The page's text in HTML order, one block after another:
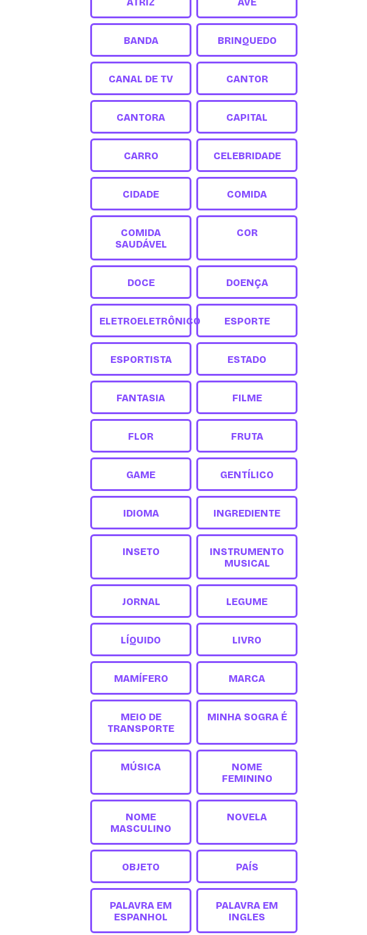
BANDA BRINQUEDO
CANAL DE TV CANTOR
CANTORA CAPITAL
CARRO CELEBRIDADE
CIDADE COMIDA
COMIDA
SAUDÁVEL
COR
DOCE DOENÇA
ELETROELETRÔNICO ESPORTE
ESPORTISTA ESTADO
FANTASIA FILME
FLOR FRUTA
GAME GENTÍLICO
IDIOMA INGREDIENTE
INSETO
INSTRUMENTO
MUSICAL
JORNAL LEGUME
LÍQUIDO LIVRO
MAMÍFERO MARCA
MEIO DE
TRANSPORTE
MINHA SOGRA É
MÚSICA
NOME
FEMININO
NOME
MASCULINO
NOVELA
OBJETO PAÍS
PALAVRA EM
ESPANHOL
PALAVRA EM
INGLES